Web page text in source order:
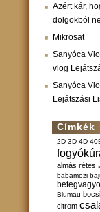
Azért kár,
dolgokból
Mikrosat
Sanyóca
vlog
Sanyóca
Lejátszási
Címkék
2D 3D 4D
almás rétes
babamozi
Blumau bocsi
citrom